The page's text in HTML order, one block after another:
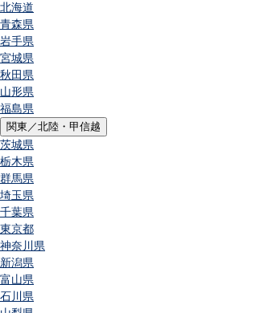
北海道
青森県
岩手県
宮城県
秋田県
山形県
福島県
関東／北陸・甲信越
茨城県
栃木県
群馬県
埼玉県
千葉県
東京都
神奈川県
新潟県
富山県
石川県